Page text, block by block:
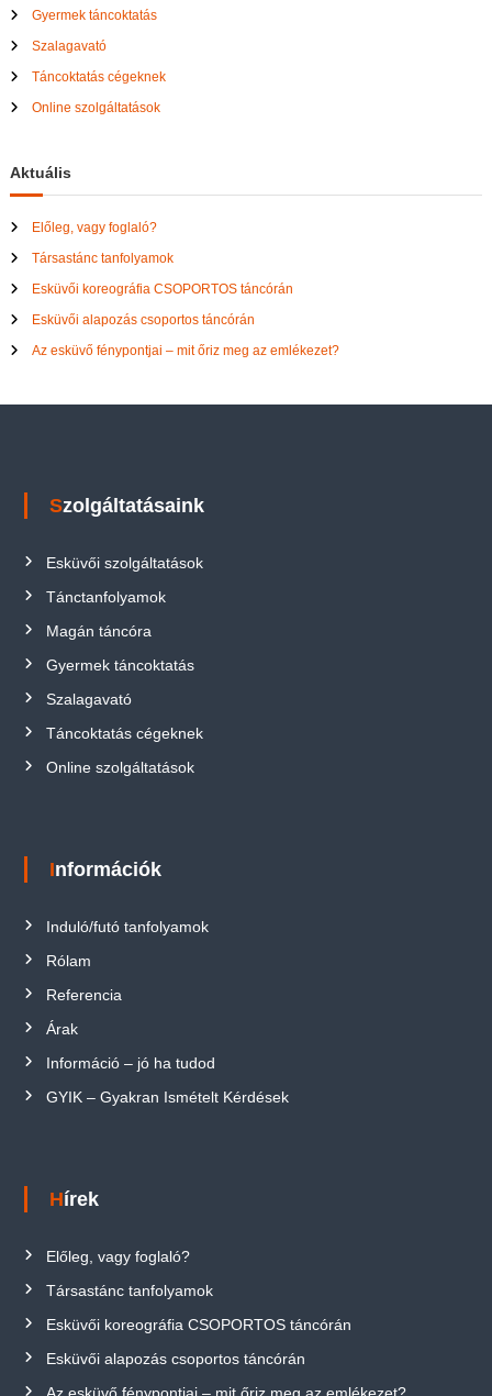
Gyermek táncoktatás
Szalagavató
Táncoktatás cégeknek
Online szolgáltatások
Aktuális
Előleg, vagy foglaló?
Társastánc tanfolyamok
Esküvői koreográfia CSOPORTOS táncórán
Esküvői alapozás csoportos táncórán
Az esküvő fénypontjai – mit őriz meg az emlékezet?
Szolgáltatásaink
Esküvői szolgáltatások
Tánctanfolyamok
Magán táncóra
Gyermek táncoktatás
Szalagavató
Táncoktatás cégeknek
Online szolgáltatások
Információk
Induló/futó tanfolyamok
Rólam
Referencia
Árak
Információ – jó ha tudod
GYIK – Gyakran Ismételt Kérdések
Hírek
Előleg, vagy foglaló?
Társastánc tanfolyamok
Esküvői koreográfia CSOPORTOS táncórán
Esküvői alapozás csoportos táncórán